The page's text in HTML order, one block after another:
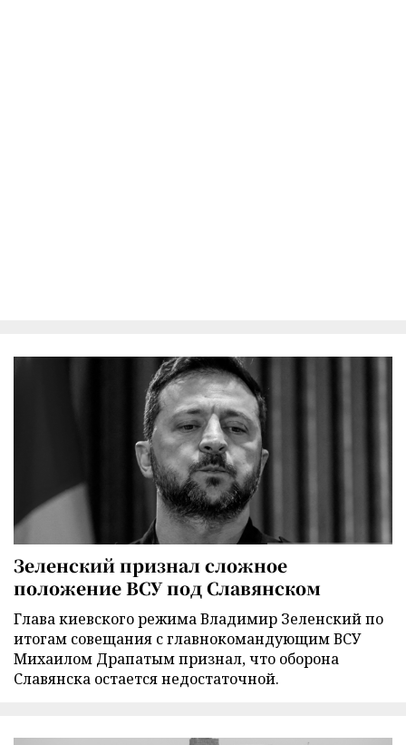
Зеленский признал сложное
положение ВСУ под Славянском
Глава киевского режима Владимир Зеленский по
итогам совещания с главнокомандующим ВСУ
Михаилом Драпатым признал, что оборона
Славянска остается недостаточной.